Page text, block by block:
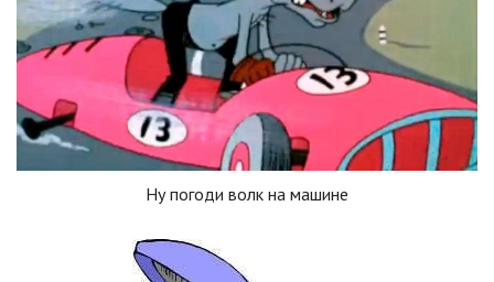
Ну погоди волк на машине